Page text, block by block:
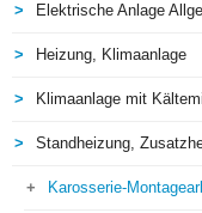
Elektrische Anlage
Heizung, Klimaanlage
Klimaanlage mit
Standheizung,
Karosserie-